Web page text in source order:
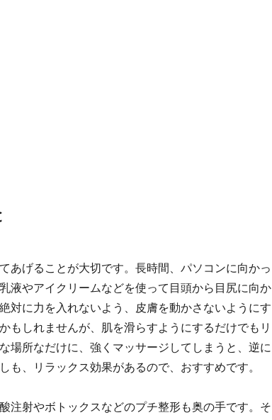
あげることが大切です。長時間、パソコンに向かっ
液やアイクリームなどを使って目頭から目尻に向か
対に力を入れないよう、皮膚を動かさないようにす
もしれませんが、肌を滑らすようにするだけでもリ
場所なだけに、強くマッサージしてしまうと、逆に
、リラックス効果があるので、おすすめです。
注射やボトックスなどのプチ整形も奥の手です。そ